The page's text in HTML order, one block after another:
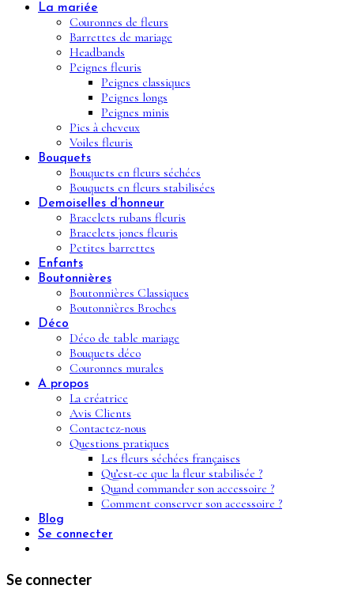
La mariée
Couronnes de fleurs
Barrettes de mariage
Headbands
Peignes fleuris
Peignes classiques
Peignes longs
Peignes minis
Pics à cheveux
Voiles fleuris
Bouquets
Bouquets en fleurs séchées
Bouquets en fleurs stabilisées
Demoiselles d’honneur
Bracelets rubans fleuris
Bracelets joncs fleuris
Petites barrettes
Enfants
Boutonnières
Boutonnières Classiques
Boutonnières Broches
Déco
Déco de table mariage
Bouquets déco
Couronnes murales
A propos
La créatrice
Avis Clients
Contactez-nous
Questions pratiques
Les fleurs séchées françaises
Qu’est-ce que la fleur stabilisée ?
Quand commander son accessoire ?
Comment conserver son accessoire ?
Blog
Se connecter
Se connecter